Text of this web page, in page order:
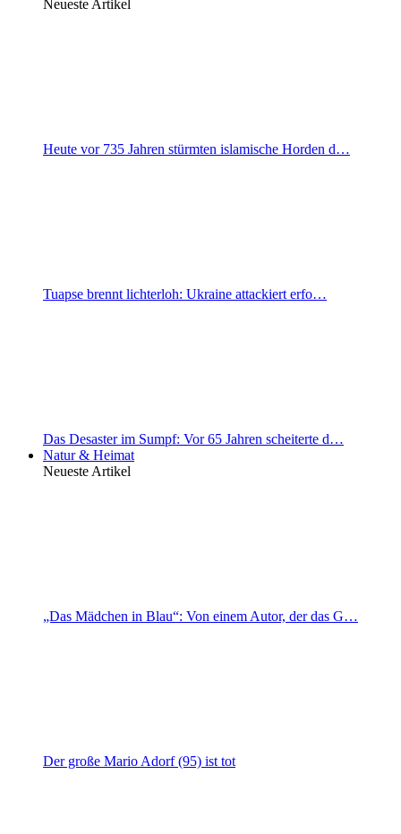
Neueste Artikel
Heute vor 735 Jahren stürmten islamische Horden d…
Tuapse brennt lichterloh: Ukraine attackiert erfo…
Das Desaster im Sumpf: Vor 65 Jahren scheiterte d…
Natur & Heimat
Neueste Artikel
„Das Mädchen in Blau“: Von einem Autor, der das G…
Der große Mario Adorf (95) ist tot